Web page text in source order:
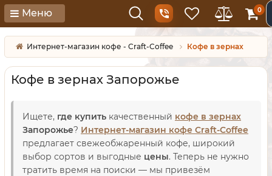
Меню 0
Интернет-магазин кофе - Craft-Coffee Кофе в зернах
Кофе в зернах Запорожье
Ищете, где купить качественный кофе в зернах
Запорожье? Интернет-магазин кофе Craft-Coffee
предлагает свежеобжаренный кофе, широкий
выбор сортов и выгодные цены. Теперь не нужно
тратить время на поиски — мы привезём